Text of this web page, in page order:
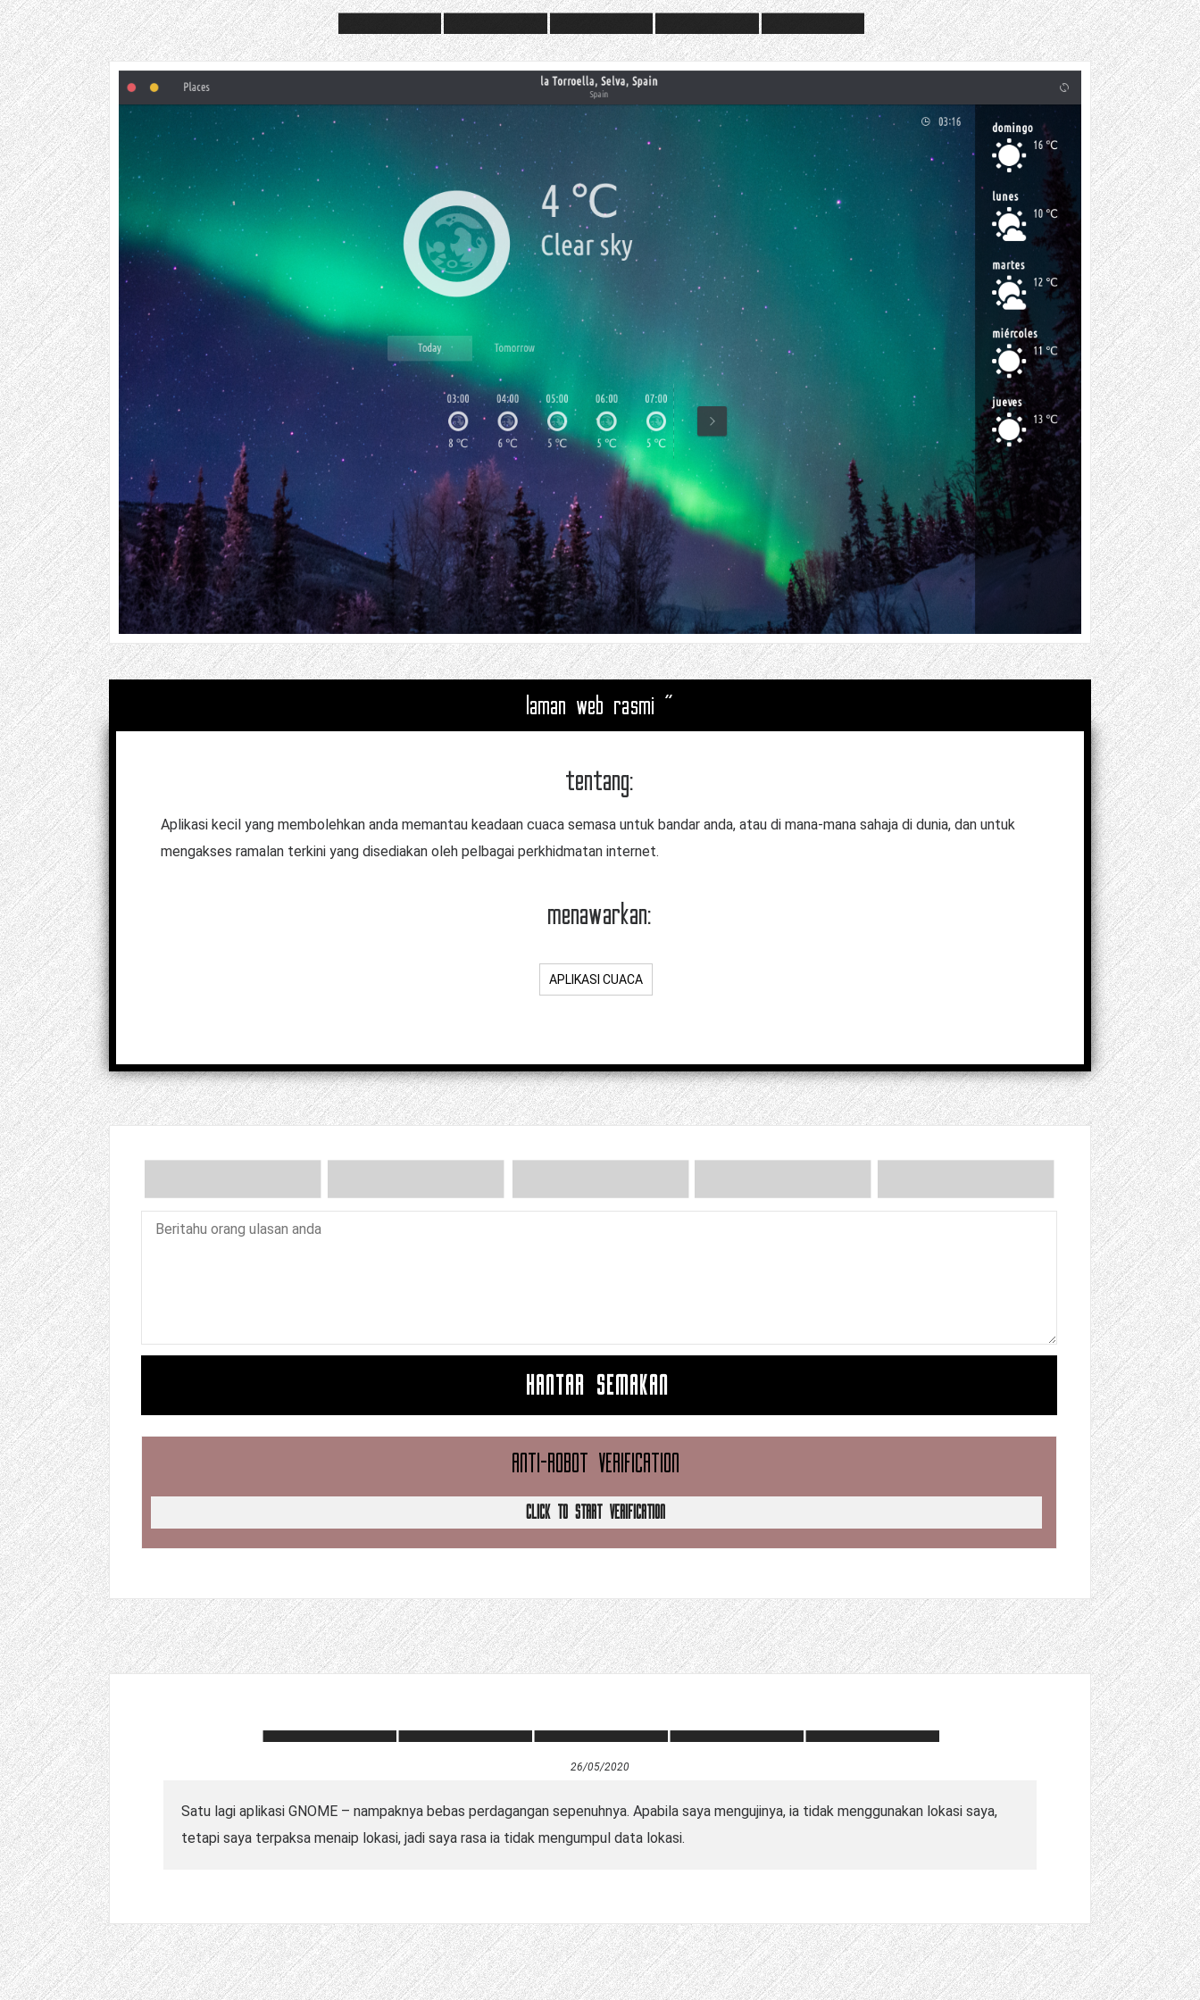
laman web rasmi "
tentang:
Aplikasi kecil yang membolehkan anda memantau keadaan cuaca semasa untuk bandar anda, atau di mana-mana sahaja di dunia, dan untuk
mengakses ramalan terkini yang disediakan oleh pelbagai perkhidmatan internet.
menawarkan:
APLIKASI CUACA
HANTAR SEMAKAN
ANTI-ROBOT VERIFICATION
CLICK TO START VERIFICATION
26/05/2020
Satu lagi aplikasi GNOME – nampaknya bebas perdagangan sepenuhnya. Apabila saya mengujinya, ia tidak menggunakan lokasi saya,
tetapi saya terpaksa menaip lokasi, jadi saya rasa ia tidak mengumpul data lokasi.